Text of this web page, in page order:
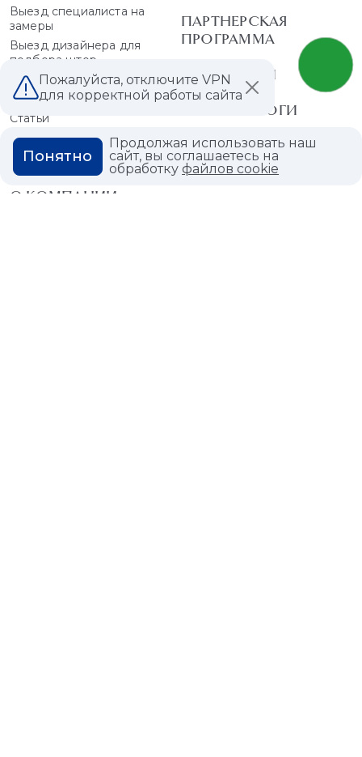
Выезд специалиста на
замеры
Выезд дизайнера для
подбора штор
БЛОГ
Статьи
Мероприятия
Акции
ПАРТНЕРСКАЯ
ПРОГРАММА
КОЛЛЕКЦИИ
PDF - КАТАЛОГИ
О КОМПАНИИ
Пожалуйста, отключите VPN
для корректной работы сайта
Продолжая использовать наш
сайт, вы соглашаетесь на
обработкуфайлов cookie
Понятно